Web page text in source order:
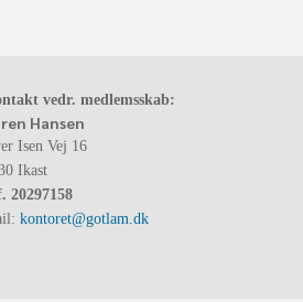
vedr. medlemsskab:
Hansen
Isen Vej 16
Ikast
20297158
kontoret@gotlam.dk